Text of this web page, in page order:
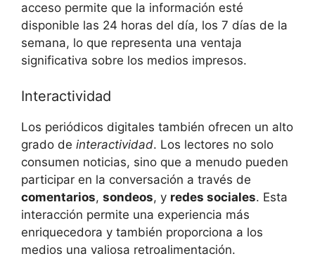
acceso permite que la información esté
disponible las 24 horas del día, los 7 días de la
semana, lo que representa una ventaja
significativa sobre los medios impresos.
Interactividad
Los periódicos digitales también ofrecen un alto
grado de interactividad. Los lectores no solo
consumen noticias, sino que a menudo pueden
participar en la conversación a través de
comentarios, sondeos, y redes sociales. Esta
interacción permite una experiencia más
enriquecedora y también proporciona a los
medios una valiosa retroalimentación.